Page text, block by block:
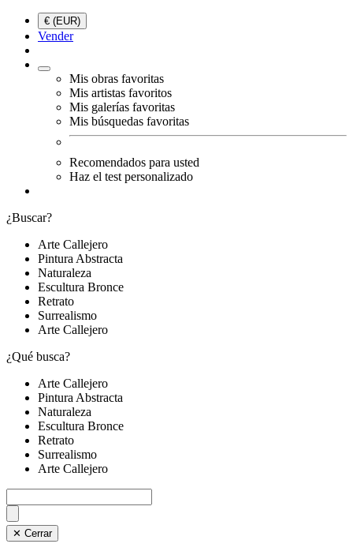
€ (EUR)
Vender
Mis obras favoritas
Mis artistas favoritos
Mis galerías favoritas
Mis búsquedas favoritas
Recomendados para usted
Haz el test personalizado
¿Buscar?
Arte Callejero
Pintura Abstracta
Naturaleza
Escultura Bronce
Retrato
Surrealismo
Arte Callejero
¿Qué busca?
Arte Callejero
Pintura Abstracta
Naturaleza
Escultura Bronce
Retrato
Surrealismo
Arte Callejero
✕ Cerrar